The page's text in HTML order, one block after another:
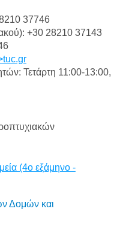
37746
+30 28210 37143
Τετάρτη 11:00-13:00,
(4o εξάμηνο -
Δομών και